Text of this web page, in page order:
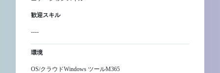
歓迎スキル
----
環境
OS/クラウドWindows ツールM365